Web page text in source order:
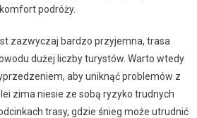
podróży.
zazwyczaj bardzo przyjemna, trasa
dużej liczby turystów. Warto wtedy
aby uniknąć problemów z
zima niesie ze sobą ryzyko trudnych
trasy, gdzie śnieg może utrudnić